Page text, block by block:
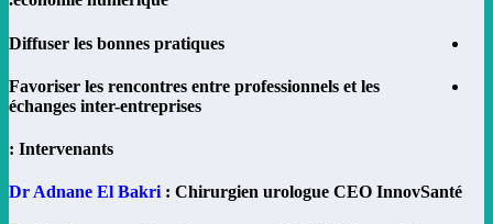
Diffuser les bonnes pratiques
Favoriser les rencontres entre professionnels et les
échanges inter-entreprises
Dr Adnane El Bakri : Chirurgien urologue CEO InnovSanté